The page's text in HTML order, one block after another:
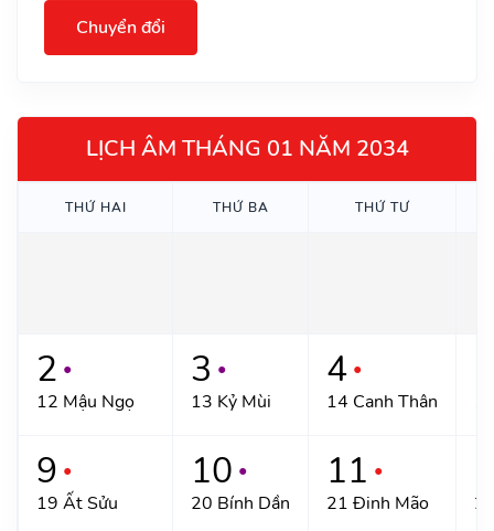
Chuyển đổi
LỊCH ÂM THÁNG 01 NĂM 2034
THỨ HAI THỨ BA THỨ TƯ
2 ●
12 Mậu Ngọ
3 ●
13 Kỷ Mùi
4 ●
14 Canh Thân
9 ●
19 Ất Sửu
10 ●
20 Bính Dần
11 ●
21 Đinh Mão